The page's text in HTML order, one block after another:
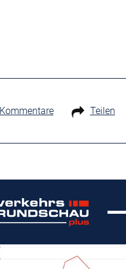
Kommentare Teilen